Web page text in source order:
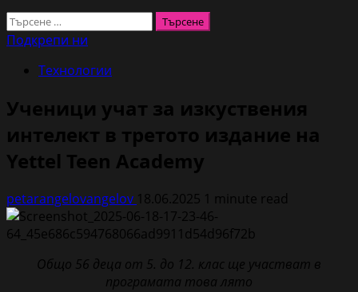
Търсене
за:
Подкрепи ни
Технологии
Ученици учат за изкуствения
интелект в третото издание на
Yettel Teen Academy
petarangelovangelov 18.06.2025 1 minute read
Общо 56 деца от 5. до 12. клас ще участват в
програмата това лято